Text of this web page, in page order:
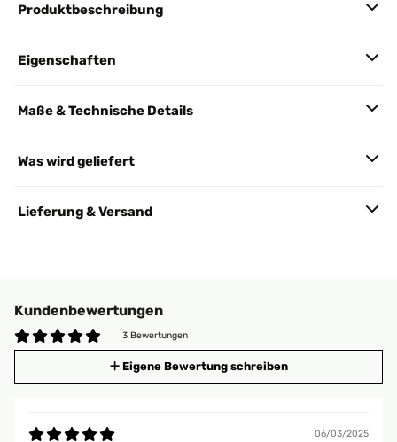
Produktbeschreibung
Eigenschaften
Maße & Technische Details
Was wird geliefert
Lieferung & Versand
Kundenbewertungen
3 Bewertungen
Eigene Bewertung schreiben
06/03/2025